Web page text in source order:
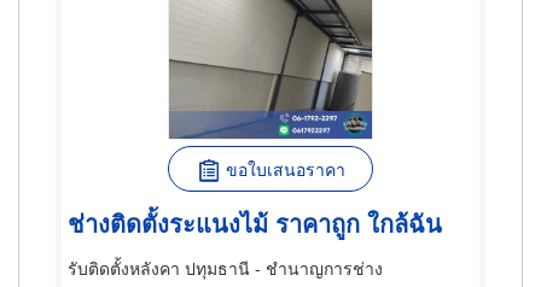
ขอใบเสนอราคา
ช่างติดตั้งระแนงไม้ ราคาถูก ใกล้ฉัน
รับติดตั้งหลังคา ปทุมธานี - ชำนาญการช่าง